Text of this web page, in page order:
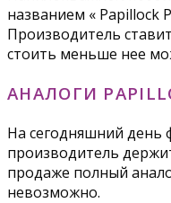
названием « Papillock
Производитель
стоить меньше нее
АНАЛОГИ
На сегодняшний день
производитель
продаже полный
невозможно.